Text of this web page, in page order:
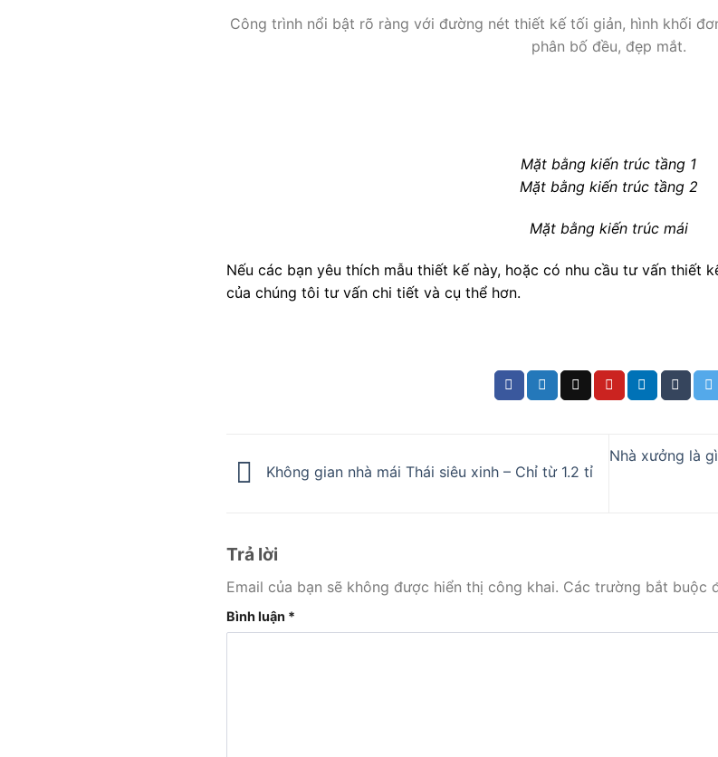
Công trình nổi bật rõ ràng với đường nét thiết kế tối giản, hình khối
phân bố đều, đẹp mắt.
Mặt bằng kiến trúc tầng 1
Mặt bằng kiến trúc tầng 2
Mặt bằng kiến trúc mái
Nếu các bạn yêu thích mẫu thiết kế này, hoặc có nhu cầu tư vấn thiết
của chúng tôi tư vấn chi tiết và cụ thể hơn.
Không gian nhà mái Thái siêu xinh – Chỉ từ 1.2 tỉ
Nhà xưởng là
Trả lời
Email của bạn sẽ không được hiển thị công khai. Các trường bắt buộc
Bình luận *